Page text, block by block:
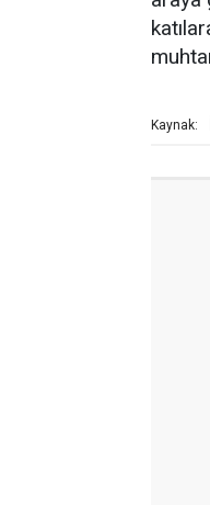
Kaynak: